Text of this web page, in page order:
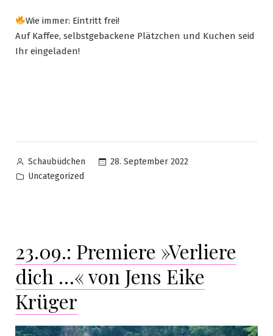
Wie immer: Eintritt frei!
Auf Kaffee, selbstgebackene Plätzchen und Kuchen seid
Ihr eingeladen!
Schaubüdchen
28. September 2022
Uncategorized
23.09.: Premiere »Verliere
dich …« von Jens Eike
Krüger